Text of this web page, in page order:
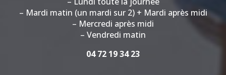
– Mardi matin (un mardi sur 2) + Mardi après midi
– Mercredi après midi
– Vendredi matin
04 72 19 34 23